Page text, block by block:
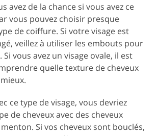
avez de la chance si vous avez ce
vous pouvez choisir presque
de coiffure. Si votre visage est
veillez à utiliser les embouts pour
Si vous avez un visage ovale, il est
quelle texture de cheveux
ce type de visage, vous devriez
de cheveux avec des cheveux
Si vos cheveux sont bouclés,